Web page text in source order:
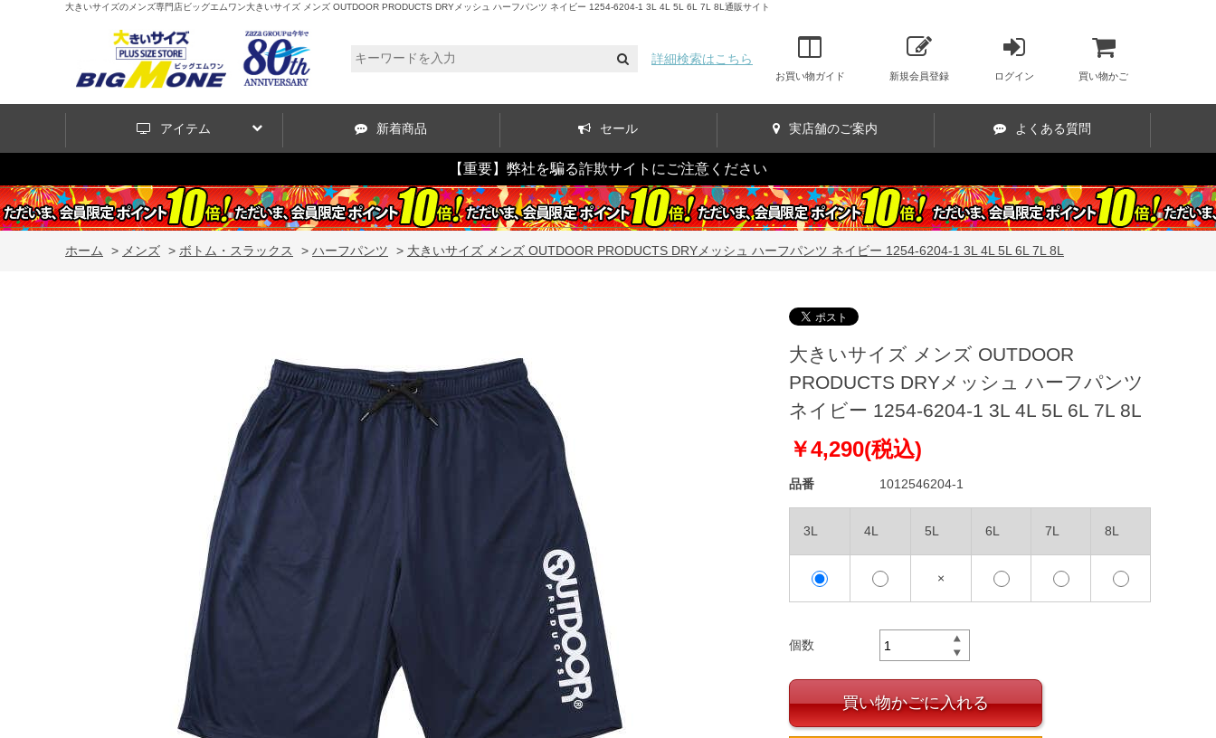
大きいサイズのメンズ専門店ビッグエムワン大きいサイズ メンズ OUTDOOR PRODUCTS DRYメッシュ ハーフパンツ ネイビー 1254-6204-1 3L 4L 5L 6L 7L 8L通販サイト
詳細検索はこちら
お買い物ガイド 新規会員登録 ログイン 買い物かご
アイテム 新着商品 セール 実店舗のご案内 よくある質問
【重要】弊社を騙る詐欺サイトにご注意ください
ホーム > メンズ > ボトム・スラックス > ハーフパンツ > 大きいサイズ メンズ OUTDOOR PRODUCTS DRYメッシュ ハーフパンツ ネイビー 1254-6204-1 3L 4L 5L 6L 7L 8L
大きいサイズ メンズ OUTDOOR
PRODUCTS DRYメッシュ ハーフパンツ
ネイビー 1254-6204-1 3L 4L 5L 6L 7L 8L
￥4,290(税込)
品番 1012546204-1
3L 4L 5L 6L 7L 8L
×
個数
買い物かごに入れる